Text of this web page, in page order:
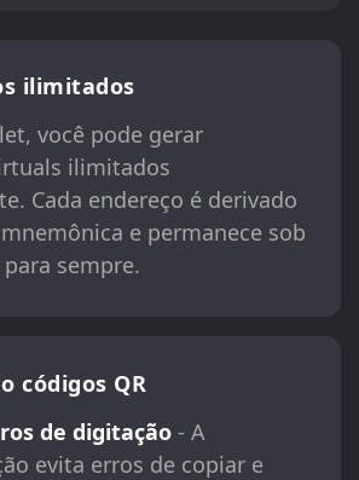
ilimitados
você pode gerar
ilimitados
Cada endereço é derivado
e permanece sob
sempre.
códigos QR
de digitação- A
evita erros de copiar e